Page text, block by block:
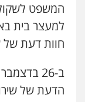
המשפט
למעצר בית
חוות דעת של
ב-26
הדעת של